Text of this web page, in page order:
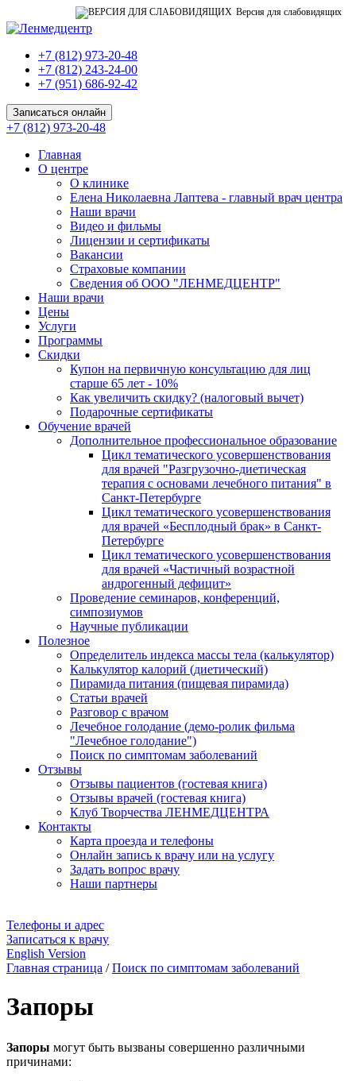
Версия для слабовидящих
+7 (812) 973-20-48
+7 (812) 243-24-00
+7 (951) 686-92-42
Записаться онлайн
+7 (812) 973-20-48
Главная
О центре
О клинике
Елена Николаевна Лаптева - главный врач центра
Наши врачи
Видео и фильмы
Лицензии и сертификаты
Вакансии
Страховые компании
Сведения об ООО "ЛЕНМЕДЦЕНТР"
Наши врачи
Цены
Услуги
Программы
Скидки
Купон на первичную консультацию для лиц
старше 65 лет - 10%
Как увеличить скидку? (налоговый вычет)
Подарочные сертификаты
Обучение врачей
Дополнительное профессиональное образование
Цикл тематического усовершенствования
для врачей "Разгрузочно-диетическая
терапия с основами лечебного питания" в
Санкт-Петербурге
Цикл тематического усовершенствования
для врачей «Бесплодный брак» в Санкт-
Петербурге
Цикл тематического усовершенствования
для врачей «Частичный возрастной
андрогенный дефицит»
Проведение семинаров, конференций,
симпозиумов
Научные публикации
Полезное
Определитель индекса массы тела (калькулятор)
Калькулятор калорий (диетический)
Пирамида питания (пищевая пирамида)
Статьи врачей
Разговор с врачом
Лечебное голодание (демо-ролик фильма
"Лечебное голодание")
Поиск по симптомам заболеваний
Отзывы
Отзывы пациентов (гостевая книга)
Отзывы врачей (гостевая книга)
Клуб Творчества ЛЕНМЕДЦЕНТРА
Контакты
Карта проезда и телефоны
Онлайн запись к врачу или на услугу
Задать вопрос врачу
Наши партнеры
Телефоны и адрес
Записаться к врачу
English Version
Главная страница / Поиск по симптомам заболеваний
Запоры
Запоры могут быть вызваны совершенно различными
причинами: